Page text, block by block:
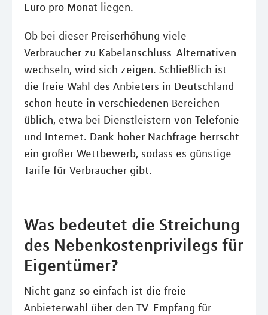
Euro pro Monat liegen.
Ob bei dieser Preiserhöhung viele
Verbraucher zu Kabelanschluss-Alternativen
wechseln, wird sich zeigen. Schließlich ist
die freie Wahl des Anbieters in Deutschland
schon heute in verschiedenen Bereichen
üblich, etwa bei Dienstleistern von Telefonie
und Internet. Dank hoher Nachfrage herrscht
ein großer Wettbewerb, sodass es günstige
Tarife für Verbraucher gibt.
Was bedeutet die Streichung
des Nebenkostenprivilegs für
Eigentümer?
Nicht ganz so einfach ist die freie
Anbieterwahl über den TV-Empfang für